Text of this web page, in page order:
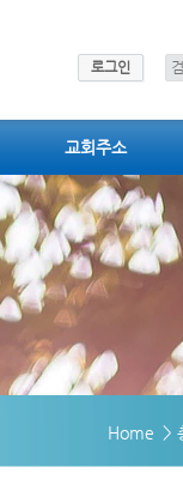
로그인
교회주소
Home >